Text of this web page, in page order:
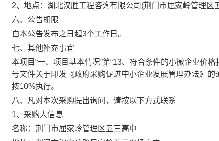
2、地点： 湖北汉胜工程咨询有限公司(荆门市屈家岭管理区
六、公告期限
自本公告发布之日起3个工作日。
七、其他补充事宜
本项目“一、项目基本情况”第“13、符合条件的小微企业价
号文件关于印发《政府采购促进中小企业发展管理办法》
按10%执行。
八、凡对本次采购提出询问，请按以下方式联系
1、采购人信息
名称： 荆门市屈家岭管理区五三高中